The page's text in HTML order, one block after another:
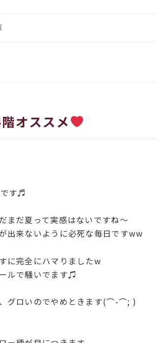
タリア、アメリカ
維」
オススメ
す♬
まだ夏って実感はないですね〜
出来ないように必死な毎日ですww
に完全にハマりましたw
ルで騒いでます♫
グロいのでやめときます(⌒-⌒; )